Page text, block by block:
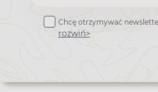
do
newslettera
Chcę otrzymywać
rozwiń>